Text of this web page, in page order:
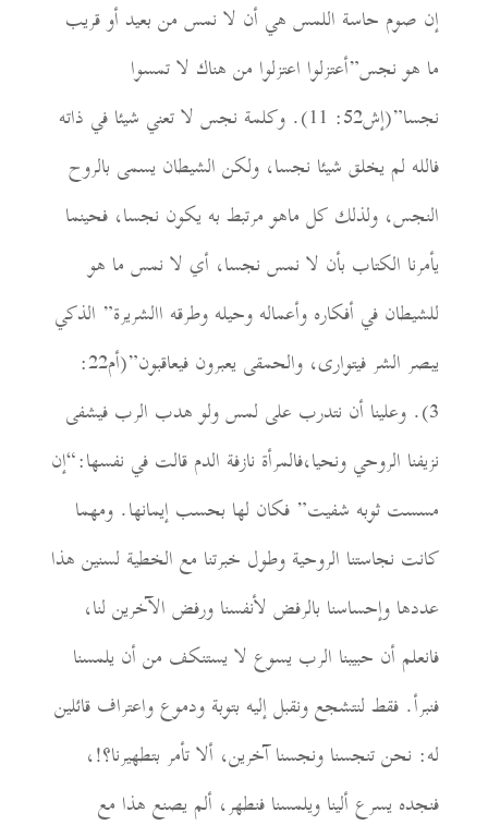
إن صوم حاسة اللمس هي أن لا نمس من بعيد أو قريب
ما هو نجس”أعتزلوا اعتزلوا من هناك لا تمسوا
نجسا”(إش52: 11). وكلمة نجس لا تعني شيئا
في ذاته
فالله لم يخلق شيئا نجسا، ولكن الشيطان يسمى بالروح
النجس، ولذلك كل ماهو مرتبط به يكون نجسا، فحينما
يأمرنا الكتاب بأن لا نمس نجسا، أي لا نمس ما هو
للشيطان في أفكاره وأعماله وحيله وطرقه االشريرة” الذكي
يبصر الشر فيتوارى، والحمقى يعبرون فيعاقبون”(أم22:
3). وعلينا أن نتدرب على لمس ولو هدب الرب فيشفى
نزيفنا الروحي ونحيا،فالمرأة نازفة الدم قالت في نفسها:“إن
مسست ثوبه شفيت” فكان لها بحسب إيمانها. ومهما
كانت نجاستنا الروحية وطول خبرتنا مع الخطية لسنين هذا
عددها وإحساسنا بالرفض لأنفسنا ورفض الآخرينلنا،
فانعلم أن حبيبنا الرب يسوع لا يستنكف من أن يلمسنا
فنبرأ. فقط لنتشجع ونقبل إليه بتوبة ودموع واعتراف قائلين
له: نحن تنجسنا ونجسناآخرين، ألا تأمر بتطهيرنا؟!،
فنجده يسرع ألينا ويلمسنا فنطهر، ألم يصنع هذا مع